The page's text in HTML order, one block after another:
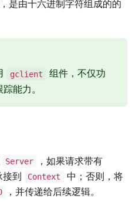
是由十六进制字符组成的的
gclient
组件，不仅功
能力。
Server ，如果请求带有
接到 Context
中；否则，将
，并传递给后续逻辑。